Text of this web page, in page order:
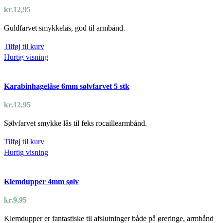
kr.12,95
Guldfarvet smykkelås, god til armbånd.
Tilføj til kurv
Hurtig visning
Karabinhagelåse 6mm sølvfarvet 5 stk
kr.12,95
Sølvfarvet smykke lås til feks rocaillearmbånd.
Tilføj til kurv
Hurtig visning
Klemdupper 4mm sølv
kr.9,95
Klemdupper er fantastiske til afslutninger både på øreringe, armbånd